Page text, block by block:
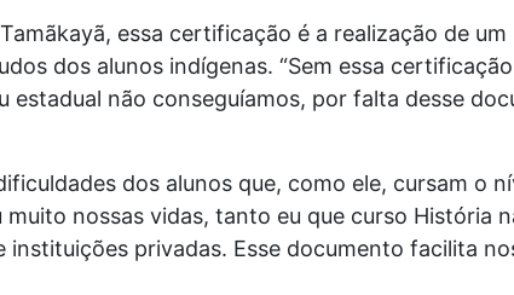
essa certificação é a realização de
dos alunos indígenas. “Sem essa
não conseguíamos, por falta desse
dos alunos que, como ele, cursam o
nossas vidas, tanto eu que curso História
privadas. Esse documento facilita